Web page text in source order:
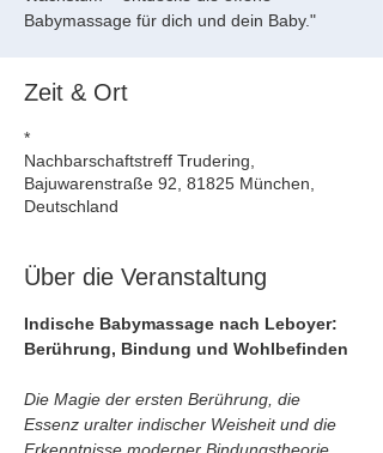
Babymassage für dich und dein Baby."
Zeit & Ort
*
Nachbarschaftstreff Trudering,
Bajuwarenstraße 92, 81825 München,
Deutschland
Über die Veranstaltung
Indische Babymassage nach Leboyer:
Berührung, Bindung und Wohlbefinden
Die Magie der ersten Berührung, die
Essenz uralter indischer Weisheit und die